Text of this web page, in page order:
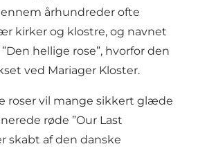
århundreder ofte
kirker og klostre, og navnet
hellige rose”, hvorfor den
ved Mariager Kloster.
roser vil mange sikkert glæde
røde ”Our Last
skabt af den danske